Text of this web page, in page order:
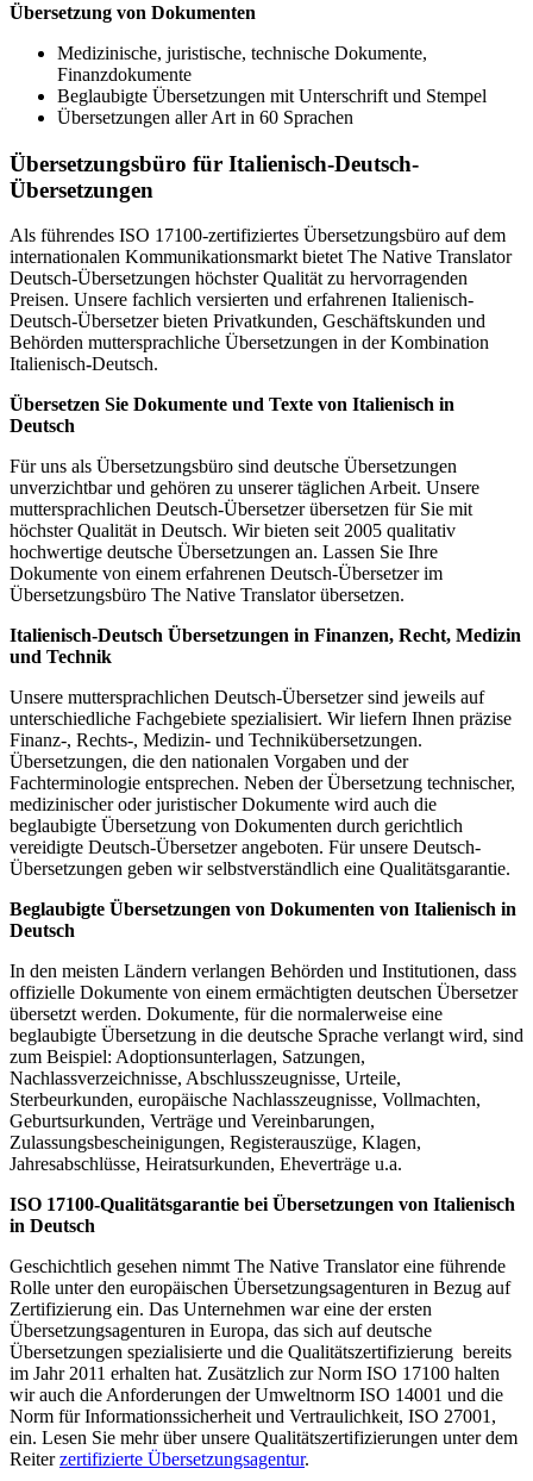
Übersetzung von Dokumenten
Medizinische, juristische, technische Dokumente,
Finanzdokumente
Beglaubigte Übersetzungen mit Unterschrift und Stempel
Übersetzungen aller Art in 60 Sprachen
Übersetzungsbüro für Italienisch-Deutsch-
Übersetzungen
Als führendes ISO 17100-zertifiziertes Übersetzungsbüro auf dem
internationalen Kommunikationsmarkt bietet The Native Translator
Deutsch-Übersetzungen höchster Qualität zu hervorragenden
Preisen. Unsere fachlich versierten und erfahrenen Italienisch-
Deutsch-Übersetzer bieten Privatkunden, Geschäftskunden und
Behörden muttersprachliche Übersetzungen in der Kombination
Italienisch-Deutsch.
Übersetzen Sie Dokumente und Texte von Italienisch in
Deutsch
Für uns als Übersetzungsbüro sind deutsche Übersetzungen
unverzichtbar und gehören zu unserer täglichen Arbeit. Unsere
muttersprachlichen Deutsch-Übersetzer übersetzen für Sie mit
höchster Qualität in Deutsch. Wir bieten seit 2005 qualitativ
hochwertige deutsche Übersetzungen an. Lassen Sie Ihre
Dokumente von einem erfahrenen Deutsch-Übersetzer im
Übersetzungsbüro The Native Translator übersetzen.
Italienisch-Deutsch Übersetzungen in Finanzen, Recht, Medizin
und Technik
Unsere muttersprachlichen Deutsch-Übersetzer sind jeweils auf
unterschiedliche Fachgebiete spezialisiert. Wir liefern Ihnen präzise
Finanz-, Rechts-, Medizin- und Technikübersetzungen.
Übersetzungen, die den nationalen Vorgaben und der
Fachterminologie entsprechen. Neben der Übersetzung technischer,
medizinischer oder juristischer Dokumente wird auch die
beglaubigte Übersetzung von Dokumenten durch gerichtlich
vereidigte Deutsch-Übersetzer angeboten. Für unsere Deutsch-
Übersetzungen geben wir selbstverständlich eine Qualitätsgarantie.
Beglaubigte Übersetzungen von Dokumenten von Italienisch in
Deutsch
In den meisten Ländern verlangen Behörden und Institutionen, dass
offizielle Dokumente von einem ermächtigten deutschen Übersetzer
übersetzt werden. Dokumente, für die normalerweise eine
beglaubigte Übersetzung in die deutsche Sprache verlangt wird, sind
zum Beispiel: Adoptionsunterlagen, Satzungen,
Nachlassverzeichnisse, Abschlusszeugnisse, Urteile,
Sterbeurkunden, europäische Nachlasszeugnisse, Vollmachten,
Geburtsurkunden, Verträge und Vereinbarungen,
Zulassungsbescheinigungen, Registerauszüge, Klagen,
Jahresabschlüsse, Heiratsurkunden, Eheverträge u.a.
ISO 17100-Qualitätsgarantie bei Übersetzungen von Italienisch
in Deutsch
Geschichtlich gesehen nimmt The Native Translator eine führende
Rolle unter den europäischen Übersetzungsagenturen in Bezug auf
Zertifizierung ein. Das Unternehmen war eine der ersten
Übersetzungsagenturen in Europa, das sich auf deutsche
Übersetzungen spezialisierte und die Qualitätszertifizierung bereits
im Jahr 2011 erhalten hat. Zusätzlich zur Norm ISO 17100 halten
wir auch die Anforderungen der Umweltnorm ISO 14001 und die
Norm für Informationssicherheit und Vertraulichkeit, ISO 27001,
ein. Lesen Sie mehr über unsere Qualitätszertifizierungen unter dem
Reiterzertifizierte Übersetzungsagentur.